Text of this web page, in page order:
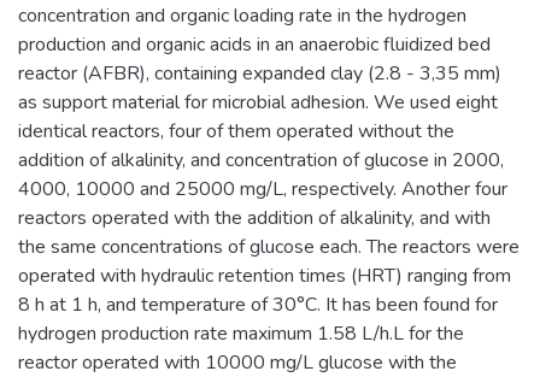
concentration and organic loading rate in the hydrogen
production and organic acids in an anaerobic fluidized bed
reactor (AFBR), containing expanded clay (2.8 - 3,35 mm)
as support material for microbial adhesion. We used eight
identical reactors, four of them operated without the
addition of alkalinity, and concentration of glucose in 2000,
4000, 10000 and 25000 mg/L, respectively. Another four
reactors operated with the addition of alkalinity, and with
the same concentrations of glucose each. The reactors were
operated with hydraulic retention times (HRT) ranging from
8 h at 1 h, and temperature of 30°C. It has been found for
hydrogen production rate maximum 1.58 L/h.L for the
reactor operated with 10000 mg/L glucose with the